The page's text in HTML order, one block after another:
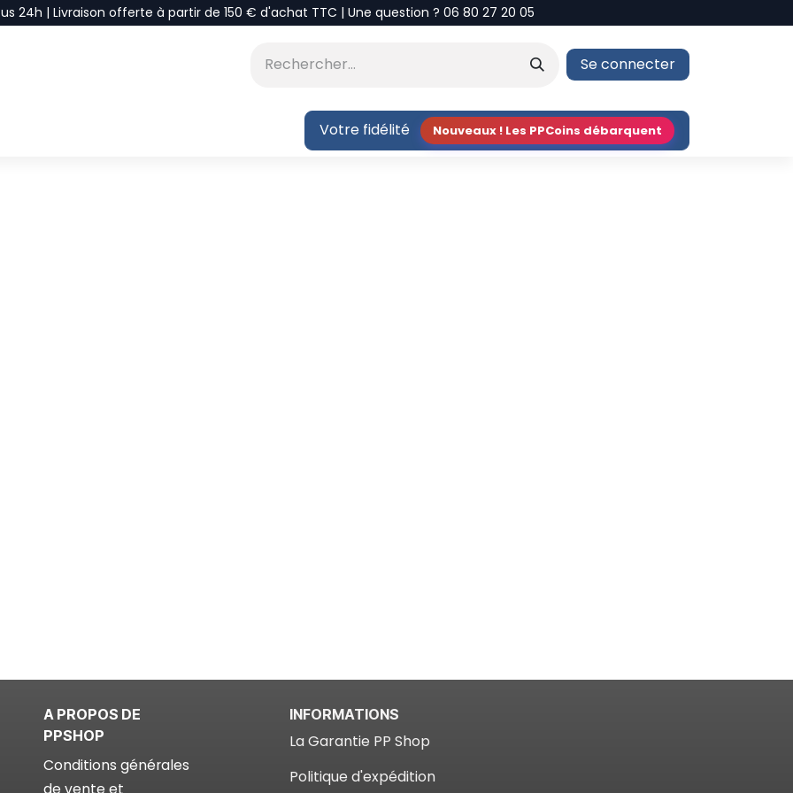
24h | Livraison offerte à partir de 150 € d'achat TTC | Une question ? 06 80 27 20 05
Se connecter
Votre fidélité Nouveaux ! Les PPCoins débarquent
A PROPOS DE
PPSHOP
Conditions générales
INFORMATIONS
La Garantie PP Shop​
Politique d'expédition